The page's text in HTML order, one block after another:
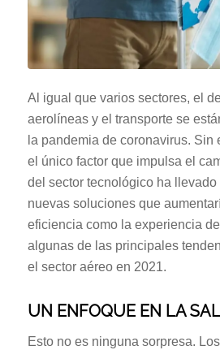
Al igual que varios sectores, el
aerolíneas y el transporte se
la pandemia de coronavirus. Sin
el único factor que impulsa el
del sector tecnológico ha
nuevas soluciones que
eficiencia como la experiencia
algunas de las principales
el sector aéreo en 2021.
UN ENFOQUE EN LA
Esto no es ninguna sorpresa.